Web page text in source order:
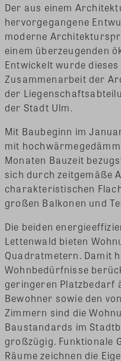
Der aus einem
hervorgegangene
moderne
einem überzeugenden
Entwickelt wurde
Zusammenarbeit der
der
der Stadt Ulm.
Mit Baubeginn im
mit
Monaten Bauzeit
sich durch zeitgemäße
charakteristischen
großen Balkonen und
Die beiden
Lettenwald bieten
Quadratmetern. Damit
Wohnbedürfnisse
geringeren Platzbedarf
Bewohner sowie den
Zimmern sind die
Baustandards im
großzügig. Funktionale
Räume zeichnen die